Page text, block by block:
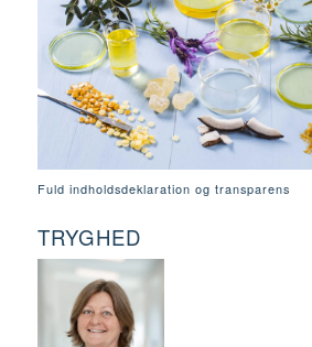
Fuld indholdsdeklaration og transparens
TRYGHED